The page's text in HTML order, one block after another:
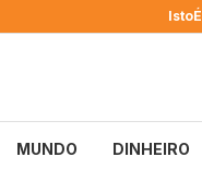
IstoÉ
MUNDO DINHEIRO